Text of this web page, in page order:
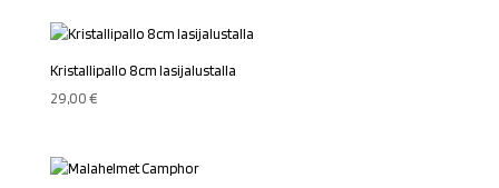
Kristallipallo 8cm lasijalustalla
29,00€